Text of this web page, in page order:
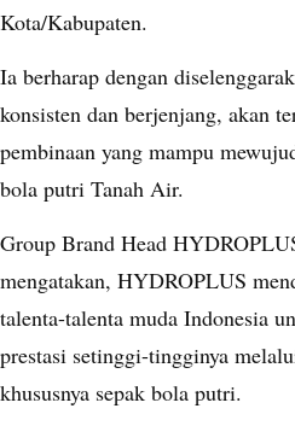
Kota/Kabupaten.
Ia berharap dengan
konsisten dan berjenjang, akan
pembinaan yang mampu
bola putri Tanah Air.
Group Brand Head
mengatakan, HYDROPLUS
talenta-talenta muda Indonesia
prestasi setinggi-tingginya
khususnya sepak bola putri.